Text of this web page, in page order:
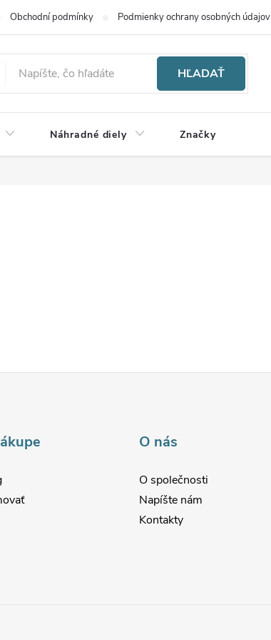
Obchodní podmínky Podmienky ochrany osobných údajov
HĽADAŤ
Náhradné diely Značky
O nás
O společnosti
Napíšte nám
Kontakty